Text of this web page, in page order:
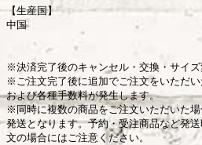
【生産国】
中国
※決済完了後のキャンセル・交換・サイズ
※ご注文完了後に追加でご注文をいただ
および各種手数料が発生します。
※同時に複数の商品をご注文いただいた
発送となります。予約・受注商品など発
文の場合にはご注意ください。